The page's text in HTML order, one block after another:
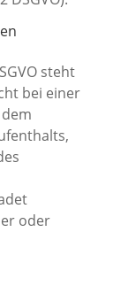
steht
bei einer
oder